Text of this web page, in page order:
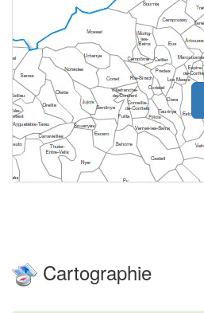
Cartographie